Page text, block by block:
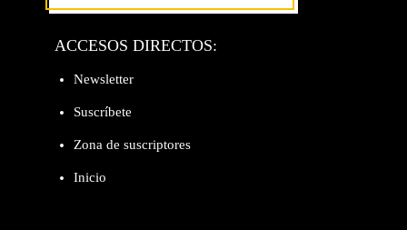
ACCESOS DIRECTOS:
Newsletter
Suscríbete
Zona de suscriptores
Inicio